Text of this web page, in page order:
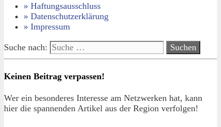
» Haftungsausschluss
» Datenschutzerklärung
» Impressum
Suche nach:
Keinen Beitrag verpassen!
Wer ein besonderes Interesse am Netzwerken hat, kann
hier die spannenden Artikel aus der Region verfolgen!